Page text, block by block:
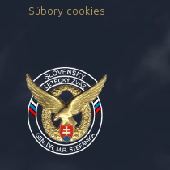
Súbory cookies